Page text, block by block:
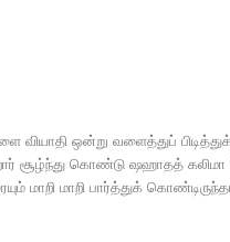
ஒன்று வளைத்துப்
கொண்டு ஷஹாதத் கலிமா
மாறி பார்த்துக்